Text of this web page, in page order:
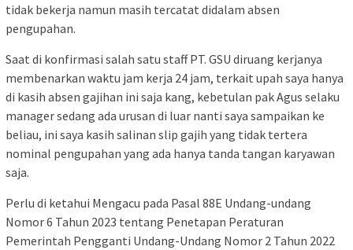
tidak bekerja namun masih tercatat didalam absen
pengupahan.
Saat di konfirmasi salah satu staff PT. GSU diruang kerjanya
membenarkan waktu jam kerja 24 jam, terkait upah saya hanya
di kasih absen gajihan ini saja kang, kebetulan pak Agus selaku
manager sedang ada urusan di luar nanti saya sampaikan ke
beliau, ini saya kasih salinan slip gajih yang tidak tertera
nominal pengupahan yang ada hanya tanda tangan karyawan
saja.
Perlu di ketahui Mengacu pada Pasal 88E Undang-undang
Nomor 6 Tahun 2023 tentang Penetapan Peraturan
Pemerintah Pengganti Undang-Undang Nomor 2 Tahun 2022